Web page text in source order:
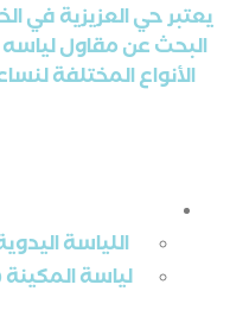
يعتبر حي العزيزية في
البحث عن مقاول
الأنواع المختلفة
اللياسة
لياسة